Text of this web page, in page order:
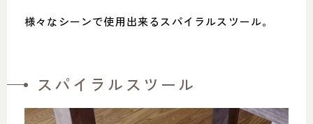
様々なシーンで使用出来るスパイラルスツール。
スパイラルスツール